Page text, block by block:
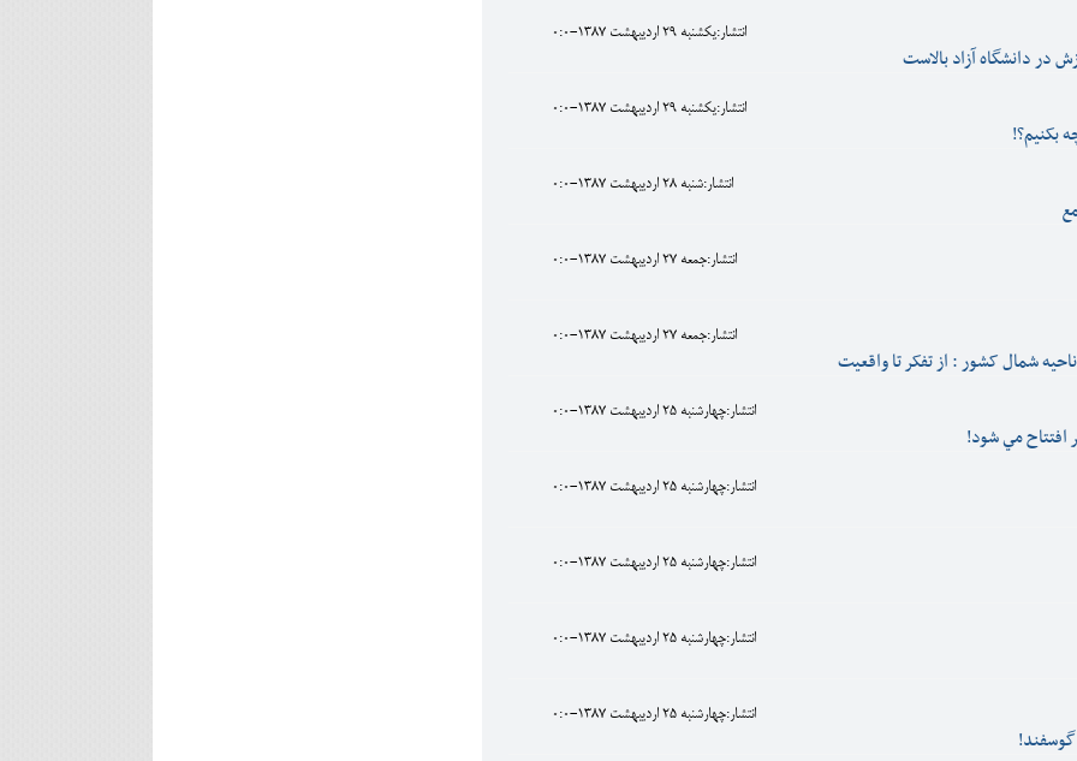
انتشار:يکشنبه 29 ارديبهشت 1387-0:0
در دانشگاه آزاد بالاست
انتشار:يکشنبه 29 ارديبهشت 1387-0:0
بکنیم؟!
انتشار:شنبه 28 ارديبهشت 1387-0:0
انتشار:جمعه 27 ارديبهشت 1387-0:0
انتشار:جمعه 27 ارديبهشت 1387-0:0
ناحیه شمال کشور : از تفکر تا واقعیت
انتشار:چهارشنبه 25 ارديبهشت 1387-0:0
افتتاح مي شود!
انتشار:چهارشنبه 25 ارديبهشت 1387-0:0
انتشار:چهارشنبه 25 ارديبهشت 1387-0:0
انتشار:چهارشنبه 25 ارديبهشت 1387-0:0
انتشار:چهارشنبه 25 ارديبهشت 1387-0:0